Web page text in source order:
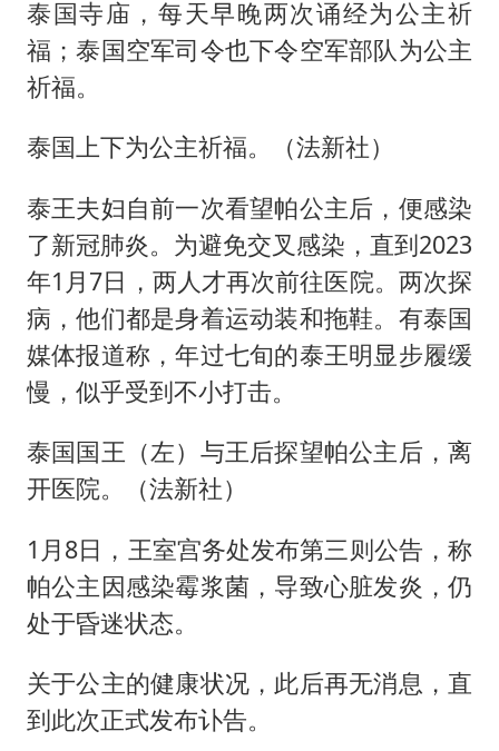
泰国寺庙，每天早晚两次诵经为公主祈
福；泰国空军司令也下令空军部队为公主
祈福。
泰国上下为公主祈福。（法新社）
泰王夫妇自前一次看望帕公主后，便感染
了新冠肺炎。为避免交叉感染，直到2023
年1月7日，两人才再次前往医院。两次探
病，他们都是身着运动装和拖鞋。有泰国
媒体报道称，年过七旬的泰王明显步履缓
慢，似乎受到不小打击。
泰国国王（左）与王后探望帕公主后，离
开医院。（法新社）
1月8日，王室宫务处发布第三则公告，称
帕公主因感染霉浆菌，导致心脏发炎，仍
处于昏迷状态。
关于公主的健康状况，此后再无消息，直
到此次正式发布讣告。